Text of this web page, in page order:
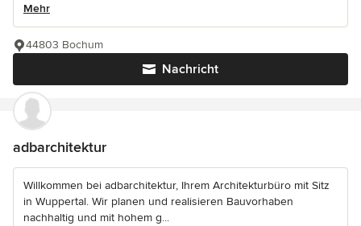
Mehr
Nachricht
44803 Bochum
adbarchitektur
Willkommen bei adbarchitektur, Ihrem Architekturbüro mit Sitz
in Wuppertal. Wir planen und realisieren Bauvorhaben
nachhaltig und mit hohem g...